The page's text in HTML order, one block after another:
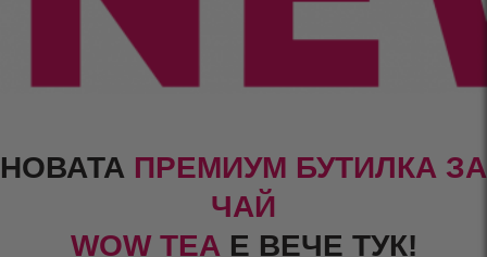
НОВАТА ПРЕМИУМ БУТИЛКА ЗА
ЧАЙ
WOW TEA Е ВЕЧЕ ТУК!